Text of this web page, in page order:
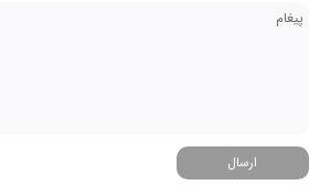
ارسال